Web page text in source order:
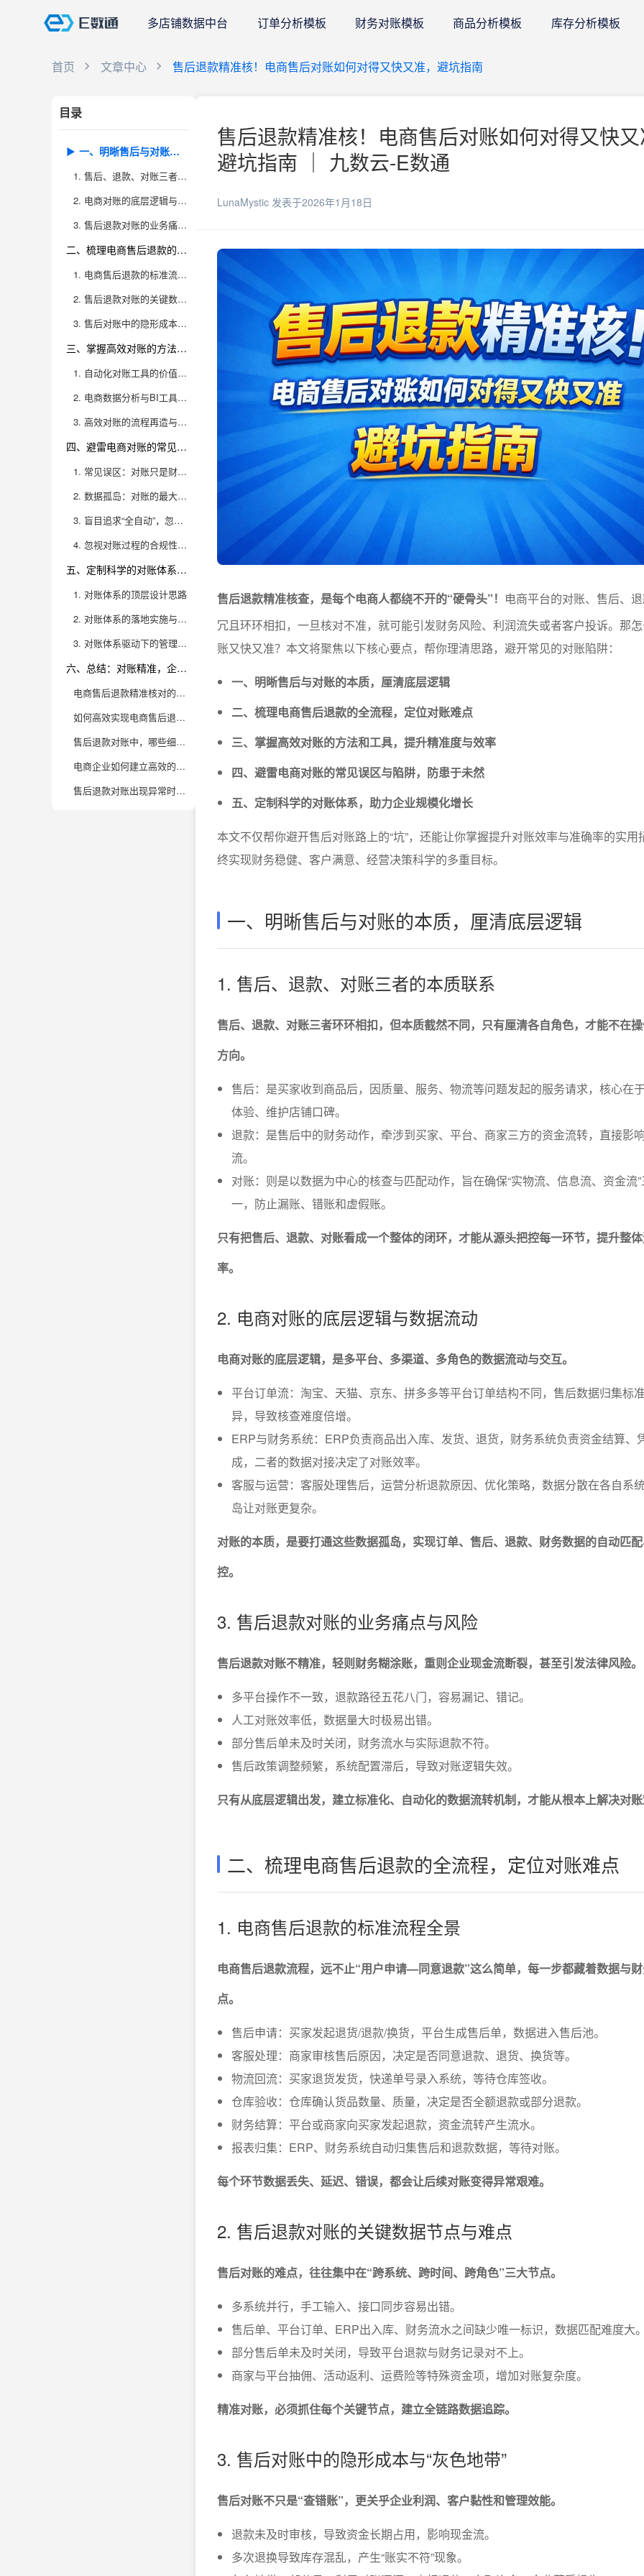
多店铺数据中台 订单分析模板 财务对账模板 商品分析模板 库存分析模板
首页 文章中心 售后退款精准核！电商售后对账如何对得又快又准，避坑指南
目录
一、明晰售后与对账的本质，厘清底层逻辑
1. 售后、退款、对账三者的本质联系
2. 电商对账的底层逻辑与数据流动
3. 售后退款对账的业务痛点与风险
二、梳理电商售后退款的全流程，定位对账难点
1. 电商售后退款的标准流程全景
2. 售后退款对账的关键数据节点与难点
3. 售后对账中的隐形成本与“灰色地带”
三、掌握高效对账的方法和工具，提升精准度与效率
1. 自动化对账工具的价值与选型标准
2. 电商数据分析与BI工具的深度应用
3. 高效对账的流程再造与制度建设
四、避雷电商对账的常见误区与陷阱，防患于未然
1. 常见误区：对账只是财务的事？
2. 数据孤岛：对账的最大隐患
3. 盲目追求“全自动”，忽视业务差异
4. 忽视对账过程的合规性与审计追踪
五、定制科学的对账体系，助力企业规模化增长
1. 对账体系的顶层设计思路
2. 对账体系的落地实施与优化
3. 对账体系驱动下的管理与决策升级
六、总结：对账精准，企业无忧，九数云BI助你一臂之力
电商售后退款精准核对的核心难点有哪些？
如何高效实现电商售后退款自动化对账，避免常见陷阱？
售后退款对账中，哪些细节最容易被忽略导致数据误差？
电商企业如何建立高效的售后对账流程，实现部门协同？
售后退款对账出现异常时，应该怎么排查和处理？
售后退款精准核！电商售后对账如何对得又快
避坑指南 ｜ 九数云-E数通
LunaMystic 发表于2026年1月18日
售后退款精准核查，是每个电商人都绕不开的“硬骨头”！ 电商平台的对账、售后、
冗且环环相扣，一旦核对不准，就可能引发财务风险、利润流失或者客户投诉。那
账又快又准？本文将聚焦以下核心要点，帮你理清思路，避开常见的对账陷阱：
一、明晰售后与对账的本质，厘清底层逻辑
二、梳理电商售后退款的全流程，定位对账难点
三、掌握高效对账的方法和工具，提升精准度与效率
四、避雷电商对账的常见误区与陷阱，防患于未然
五、定制科学的对账体系，助力企业规模化增长
本文不仅帮你避开售后对账路上的“坑”，还能让你掌握提升对账效率与准确率的实用
终实现财务稳健、客户满意、经营决策科学的多重目标。
一、明晰售后与对账的本质，厘清底层逻辑
1. 售后、退款、对账三者的本质联系
售后、退款、对账三者环环相扣，但本质截然不同，只有厘清各自角色，才能不在
方向。
售后：是买家收到商品后，因质量、服务、物流等问题发起的服务请求，核心在
体验、维护店铺口碑。
退款：是售后中的财务动作，牵涉到买家、平台、商家三方的资金流转，直接影
流。
对账：则是以数据为中心的核查与匹配动作，旨在确保“实物流、信息流、资金流
一，防止漏账、错账和虚假账。
只有把售后、退款、对账看成一个整体的闭环，才能从源头把控每一环节，提升整
率。
2. 电商对账的底层逻辑与数据流动
电商对账的底层逻辑，是多平台、多渠道、多角色的数据流动与交互。
平台订单流：淘宝、天猫、京东、拼多多等平台订单结构不同，售后数据归集标
异，导致核查难度倍增。
ERP与财务系统：ERP负责商品出入库、发货、退货，财务系统负责资金结算、
成，二者的数据对接决定了对账效率。
客服与运营：客服处理售后，运营分析退款原因、优化策略，数据分散在各自系
岛让对账更复杂。
对账的本质，是要打通这些数据孤岛，实现订单、售后、退款、财务数据的自动匹
控。
3. 售后退款对账的业务痛点与风险
售后退款对账不精准，轻则财务糊涂账，重则企业现金流断裂，甚至引发法律风险。
多平台操作不一致，退款路径五花八门，容易漏记、错记。
人工对账效率低，数据量大时极易出错。
部分售后单未及时关闭，财务流水与实际退款不符。
售后政策调整频繁，系统配置滞后，导致对账逻辑失效。
只有从底层逻辑出发，建立标准化、自动化的数据流转机制，才能从根本上解决对
二、梳理电商售后退款的全流程，定位对账难点
1. 电商售后退款的标准流程全景
电商售后退款流程，远不止“用户申请—同意退款”这么简单，每一步都藏着数据与
点。
售后申请：买家发起退货/退款/换货，平台生成售后单，数据进入售后池。
客服处理：商家审核售后原因，决定是否同意退款、退货、换货等。
物流回流：买家退货发货，快递单号录入系统，等待仓库签收。
仓库验收：仓库确认货品数量、质量，决定是否全额退款或部分退款。
财务结算：平台或商家向买家发起退款，资金流转产生流水。
报表归集：ERP、财务系统自动归集售后和退款数据，等待对账。
每个环节数据丢失、延迟、错误，都会让后续对账变得异常艰难。
2. 售后退款对账的关键数据节点与难点
售后对账的难点，往往集中在“跨系统、跨时间、跨角色”三大节点。
多系统并行，手工输入、接口同步容易出错。
售后单、平台订单、ERP出入库、财务流水之间缺少唯一标识，数据匹配难度大
部分售后单未及时关闭，导致平台退款与财务记录对不上。
商家与平台抽佣、活动返利、运费险等特殊资金项，增加对账复杂度。
精准对账，必须抓住每个关键节点，建立全链路数据追踪。
3. 售后对账中的隐形成本与“灰色地带”
售后对账不只是“查错账”，更关乎企业利润、客户黏性和管理效能。
退款未及时审核，导致资金长期占用，影响现金流。
多次退换导致库存混乱，产生“账实不符”现象。